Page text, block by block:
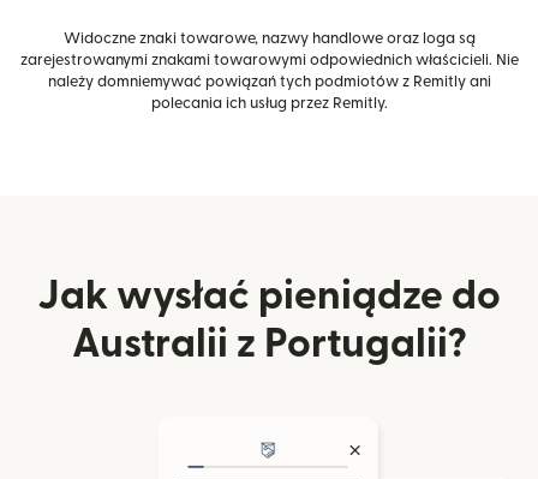
Widoczne znaki towarowe, nazwy handlowe oraz loga są
zarejestrowanymi znakami towarowymi odpowiednich właścicieli. Nie
należy domniemywać powiązań tych podmiotów z Remitly ani
polecania ich usług przez Remitly.
Jak wysłać pieniądze do
Australii z Portugalii?